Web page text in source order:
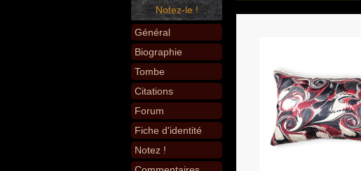
Notez-le !
Général
Biographie
Tombe
Citations
Forum
Fiche d'identité
Notez !